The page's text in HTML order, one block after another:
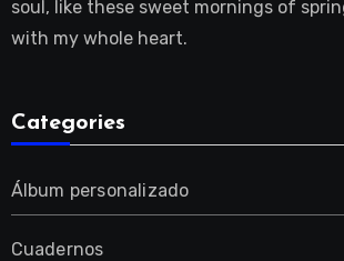
soul, like these sweet mornings of
with my whole heart.
Categories
Álbum personalizado
Cuadernos